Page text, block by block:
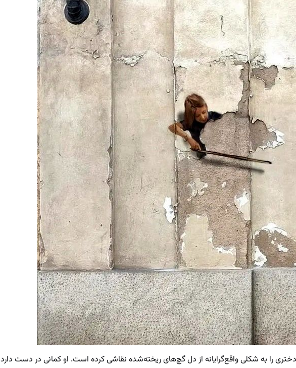
را به شکلی واقع‌گرایانه از دل گچ‌های ریخته‌شده نقاشی کرده است. او کمانی در دست دارد